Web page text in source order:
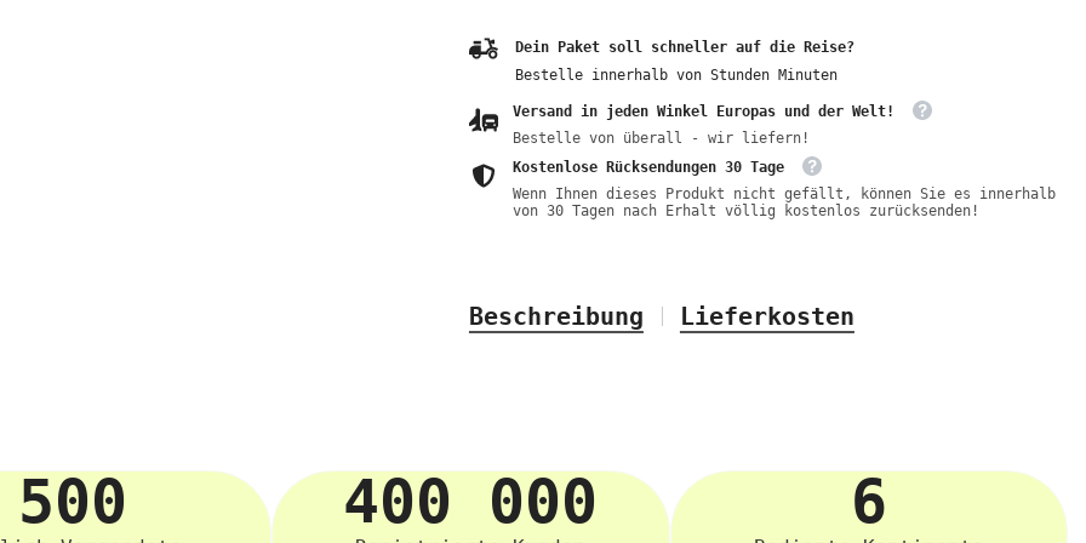
Dein Paket soll schneller auf die Reise?
Bestelle innerhalb von Stunden Minuten
Versand in jeden Winkel Europas und der Welt!
Bestelle von überall - wir liefern!
Kostenlose Rücksendungen 30 Tage
Wenn Ihnen dieses Produkt nicht gefällt, können Sie es innerhalb
von 30 Tagen nach Erhalt völlig kostenlos zurücksenden!
Beschreibung Lieferkosten
500 400 000 6